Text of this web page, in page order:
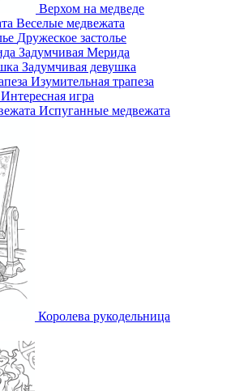
Верхом на медведе
Веселые медвежата
Дружеское застолье
Задумчивая Мерида
Задумчивая девушка
Изумительная трапеза
Интересная игра
Испуганные медвежата
Королева рукодельница